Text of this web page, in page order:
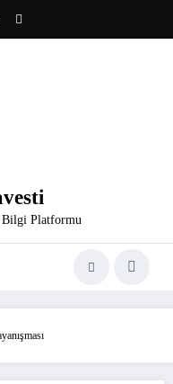
Platformu